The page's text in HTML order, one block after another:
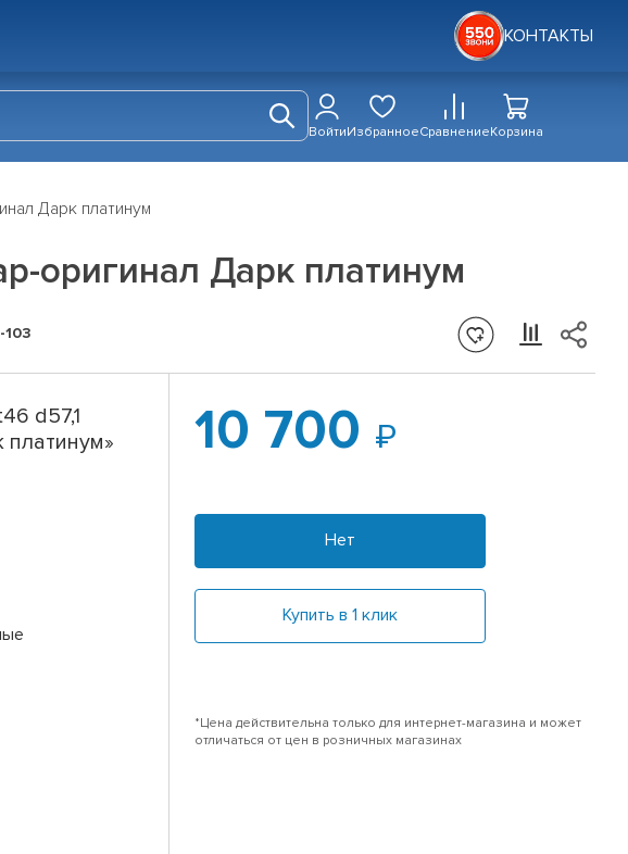
КОНТАКТЫ
ВойтиИзбранноеСравнениеКорзина
Дарк платинум
оригинал Дарк платинум
103
d57,1
10 700
Нет
Купить в 1 клик
*Цена действительна только для интернет-магазина и может
отличаться от цен в розничных магазинах